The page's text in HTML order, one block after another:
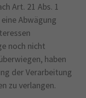
Art. 21 Abs. 1
Abwägung
noch nicht
haben
der Verarbeitung
zu verlangen.